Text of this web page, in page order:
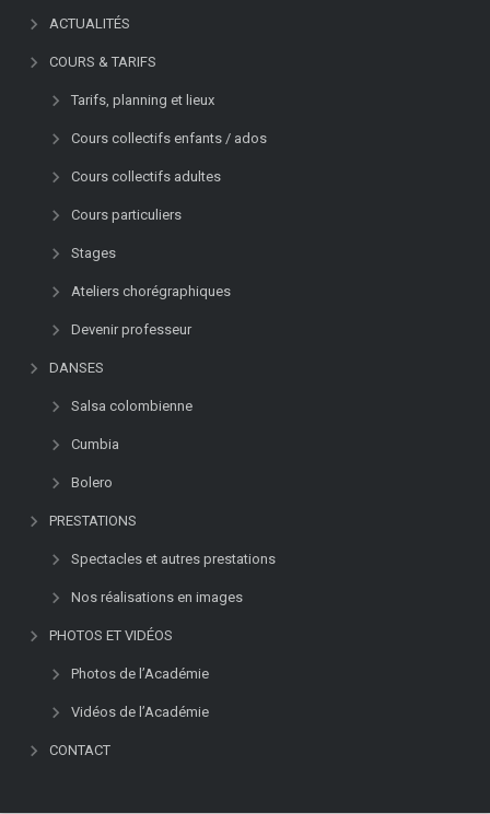
ACTUALITÉS
COURS & TARIFS
Tarifs, planning et lieux
Cours collectifs enfants / ados
Cours collectifs adultes
Cours particuliers
Stages
Ateliers chorégraphiques
Devenir professeur
DANSES
Salsa colombienne
Cumbia
Bolero
PRESTATIONS
Spectacles et autres prestations
Nos réalisations en images
PHOTOS ET VIDÉOS
Photos de l’Académie
Vidéos de l’Académie
CONTACT